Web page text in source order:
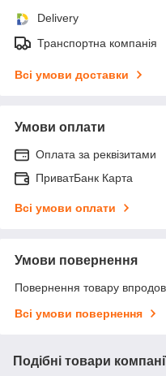
Delivery
Транспортна компанія
Всі умови доставки
Умови оплати
Оплата за реквізитами
ПриватБанк Карта
Всі умови оплати
Умови повернення
Повернення товару
Всі умови повернення
Подібні товари